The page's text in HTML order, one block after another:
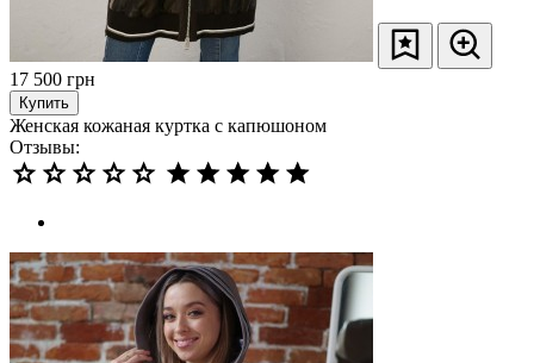
17 500 грн
Купить
Женская кожаная куртка с капюшоном
Отзывы: